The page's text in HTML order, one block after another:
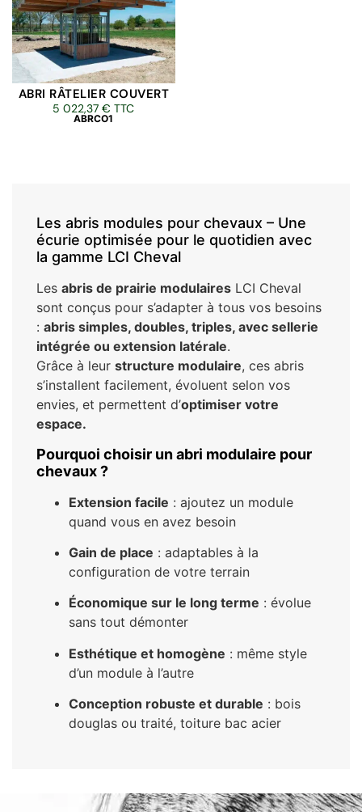
ABRI RÂTELIER COUVERT
5 022,37€ TTC
ABRCO1
Les abris modules pour chevaux – Une
écurie optimisée pour le quotidien avec
la gamme LCI Cheval
Les abris de prairie modulaires LCI Cheval
sont conçus pour s’adapter à tous vos besoins
: abris simples, doubles, triples, avec sellerie
intégrée ou extension latérale.
Grâce à leur structure modulaire, ces abris
s’installent facilement, évoluent selon vos
envies, et permettent d’optimiser votre
espace.
Pourquoi choisir un abri modulaire pour
chevaux ?
Extension facile : ajoutez un module
quand vous en avez besoin
Gain de place : adaptables à la
configuration de votre terrain
Économique sur le long terme : évolue
sans tout démonter
Esthétique et homogène : même style
d’un module à l’autre
Conception robuste et durable : bois
douglas ou traité, toiture bac acier